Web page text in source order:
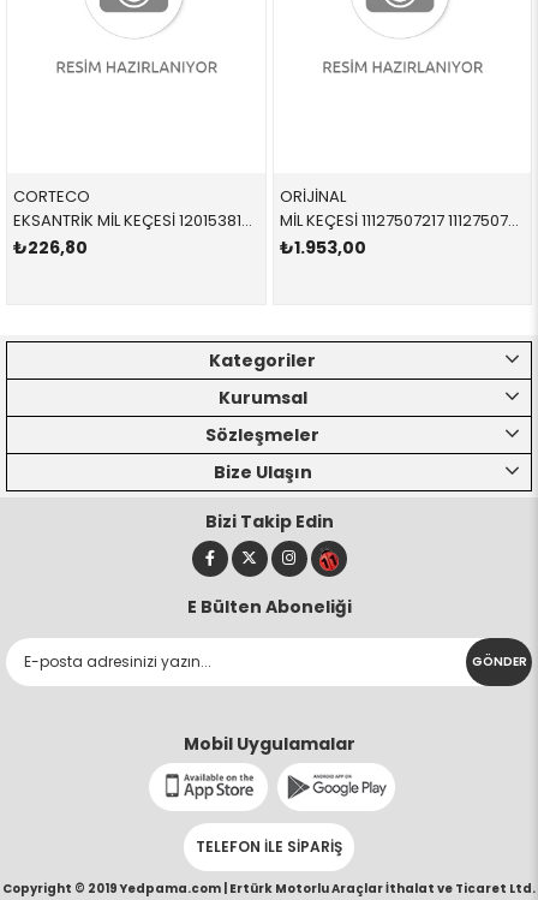
CORTECO
EKSANTRİK MİL KEÇESİ 12015381B,82015381 11121285609 11121285609 E12,E21,E28,E30,E34,E36,Z1 M20,M21 38x50x7
₺226,80
ORİJİNAL
MİL KEÇESİ 11127507217 11127507217 11127507217 E84,E89,F07,F10,F11,F15,F16,F18,F20,F21,F22,F23,F2 N20,N26
₺1.953,00
Kategoriler
Kurumsal
Sözleşmeler
Bize Ulaşın
Bizi Takip Edin
E Bülten Aboneliği
GÖNDER
Mobil Uygulamalar
TELEFON İLE SİPARİŞ
Copyright © 2019 Yedpama.com | Ertürk Motorlu Araçlar İthalat ve Ticaret Ltd.